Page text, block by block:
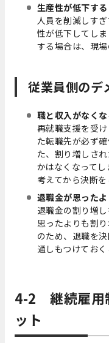
生産性が低下する
人員を削減しす
性が低下してし
する場合は、現
従業員側のデ
職と収入がなく
再就職支援を受
た転職先が必ず
た、割り増しさ
かはなくなってし
考えてから決断を
退職金が思った
退職金の割り増
思ったよりも割
のため、退職を
通しもつけておく
4-2 継続雇用
ット